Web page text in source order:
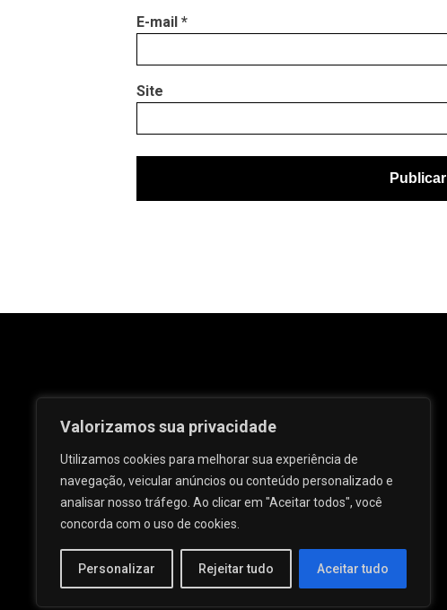
Valorizamos sua privacidade
Utilizamos cookies para melhorar sua experiência de
navegação, veicular anúncios ou conteúdo personalizado e
analisar nosso tráfego. Ao clicar em "Aceitar todos", você
concorda com o uso de cookies.
Personalizar Rejeitar tudo Aceitar tudo
E-mail *
Site
Rua José e Maria Passos, nº 25 - Centro -
Palmeira dos Índios - AL.